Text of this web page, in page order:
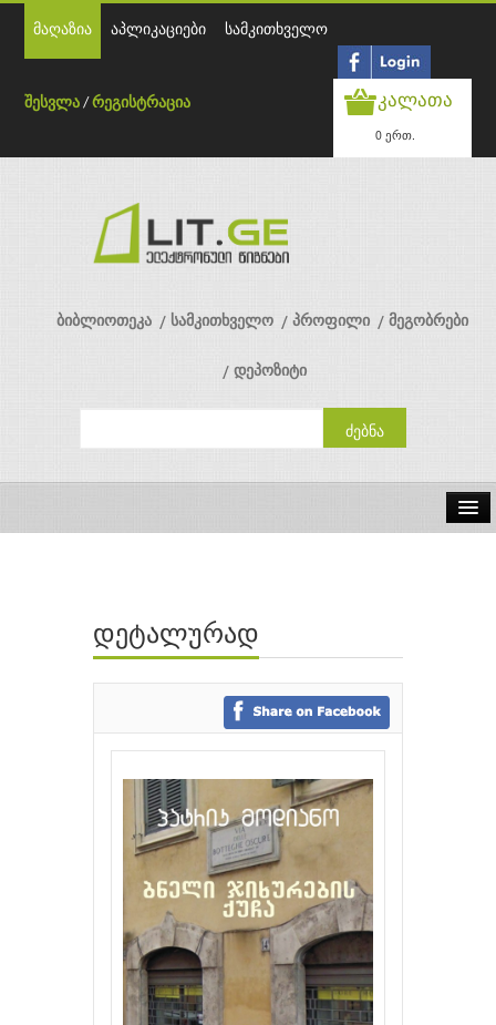
მაღაზია აპლიკაციები სამკითხველო
შესვლა /რეგისტრაცია კალათა
0 ერთ.
ბიბლიოთეკა სამკითხველო პროფილი მეგობრები
დეპოზიტი
ავტორები
გამომცემლობები
დეტალურად